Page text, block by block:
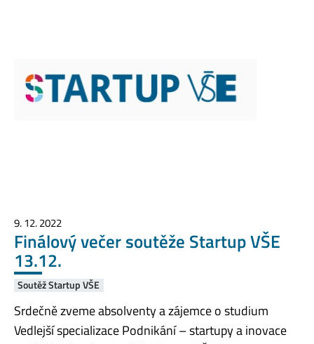
9. 12. 2022
Finálový večer soutěže Startup VŠE
13.12.
Soutěž Startup VŠE
Srdečně zveme absolventy a zájemce o studium
Vedlejší specializace Podnikání – startupy a inovace